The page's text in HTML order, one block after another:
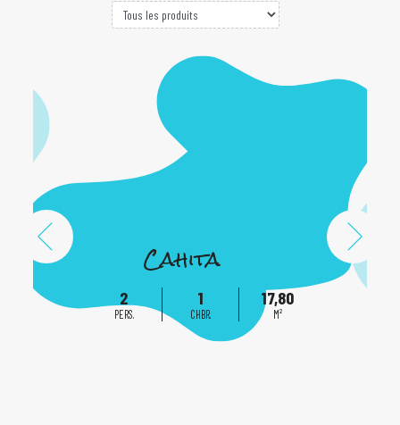
Cahita
2
PERS.
1
CHBR.
17,80
M²